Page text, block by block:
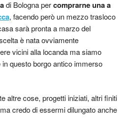
di Bologna percomprarne una a
, facendo però un mezzo trasloco
sarà pronta a marzo del
è nata ovviamente
vicini alla locanda ma siamo
questo borgo antico immerso
altre cose, progetti iniziati, altri finiti
credo di essermi dilungato anche